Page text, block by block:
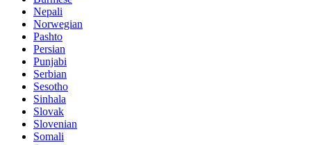
Nepali
Norwegian
Pashto
Persian
Punjabi
Serbian
Sesotho
Sinhala
Slovak
Slovenian
Somali